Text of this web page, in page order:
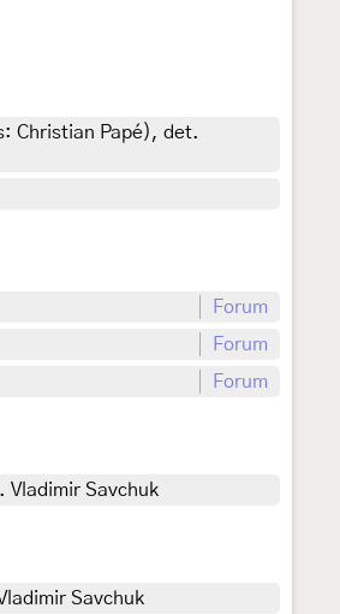
Christian Papé), det.
Forum
Forum
Forum
Savchuk
Savchuk